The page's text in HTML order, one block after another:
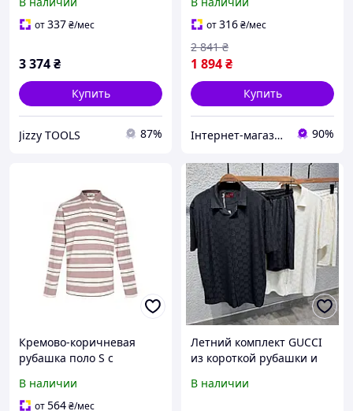
KitShSh008 из
качественного материала
от337₴/мес
3 374₴
Купить
Jizzy TOOLS 87%
и качественным
материалом для
стильного образа
от316₴/мес
1 894₴
2 841 ₴
Купить
Інтернет-магазин ALL CLOTHES 90%
Кремово-коричневая
рубашка поло S с
классический воротник
хлопковый пике
В наличии
от564₴/мес
Летний комплект GUCCI
из короткой рубашки и
мужчин KitShS005 из
В наличии